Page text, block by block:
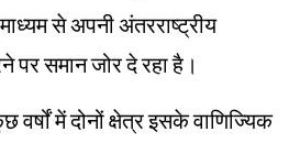
से अपनी अंतरराष्ट्रीय
पर समान जोर दे रहा है।
में दोनों क्षेत्र इसके वाणिज्यिक